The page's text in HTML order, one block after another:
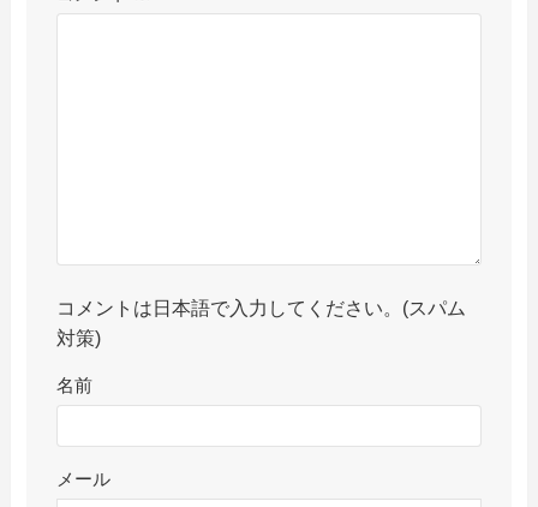
コメントは日本語で入力してください。(スパム
対策)
名前
メール